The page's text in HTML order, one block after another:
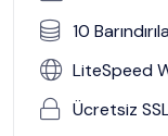
10
LiteSpeed
Ücretsiz